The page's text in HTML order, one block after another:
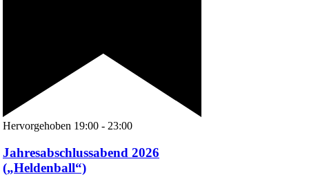
Hervorgehoben 19:00 - 23:00
Jahresabschlussabend 2026
(„Heldenball“)